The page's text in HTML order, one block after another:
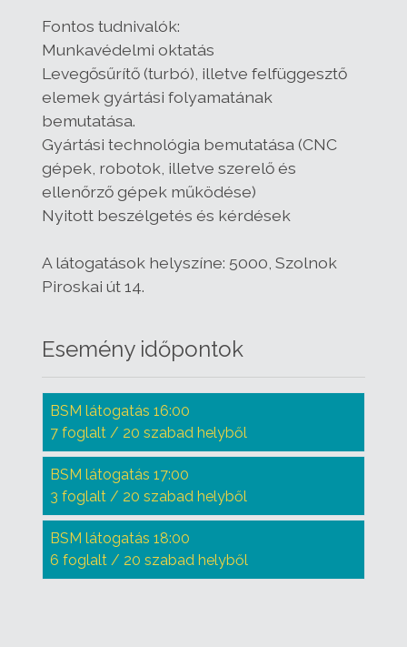
Fontos tudnivalók:
Munkavédelmi oktatás
Levegősűrítő (turbó), illetve felfüggesztő
elemek gyártási folyamatának
bemutatása.
Gyártási technológia bemutatása (CNC
gépek, robotok, illetve szerelő és
ellenőrző gépek működése)
Nyitott beszélgetés és kérdések
A látogatások helyszíne: 5000, Szolnok
Piroskai út 14.
Esemény időpontok
BSM látogatás 16:00
7 foglalt / 20 szabad helyből
BSM látogatás 17:00
3 foglalt / 20 szabad helyből
BSM látogatás 18:00
6 foglalt / 20 szabad helyből